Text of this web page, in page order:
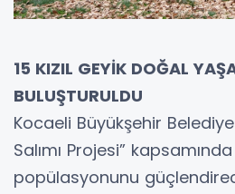
15 KIZIL GEYİK DOĞAL
BULUŞTURULDU
Kocaeli Büyükşehir
Salımı Projesi” kapsamında
popülasyonunu